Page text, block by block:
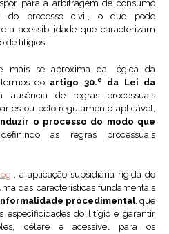
para a arbitragem de consumo
do processo civil, o que pode
a acessibilidade que caracterizam
de litígios.
mais se aproxima da lógica da
do artigo 30.º da Lei da
ausência de regras processuais
ou pelo regulamento aplicável,
o processo do modo que
as regras processuais
, a aplicação subsidiária rígida do
das características fundamentais
procedimental, que
especificidades do litígio e garantir
célere e acessível para os